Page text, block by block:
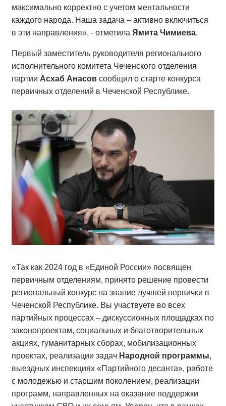
максимально корректно с учетом ментальности
каждого народа. Наша задача – активно включиться
в эти направления», - отметила Ямита Чимиева.
Первый заместитель руководителя регионального
исполнительного комитета Чеченского отделения
партии Асхаб Анасов сообщил о старте конкурса
первичных отделений в Чеченской Республике.
«Так как 2024 год в «Единой России» посвящен
первичным отделениям, принято решение провести
региональный конкурс на звание лучшей первички в
Чеченской Республике. Вы участвуете во всех
партийных процессах – дискуссионных площадках по
законопроектам, социальных и благотворительных
акциях, гуманитарных сборах, мобилизационных
проектах, реализации задач Народной программы,
выездных инспекциях «Партийного десанта», работе
с молодежью и старшим поколением, реализации
программ, направленных на оказание поддержки